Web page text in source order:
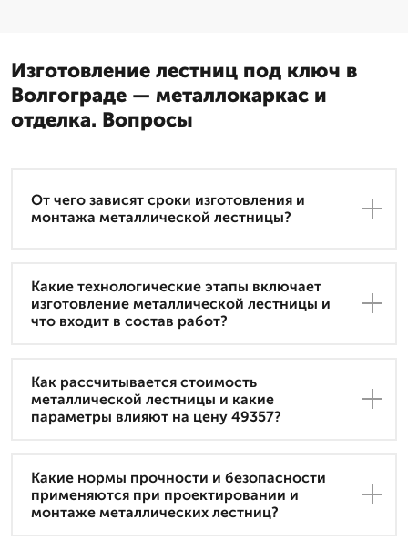
Изготовление лестниц под ключ в
Волгограде — металлокаркас и
отделка. Вопросы
От чего зависят сроки изготовления и
монтажа металлической лестницы?
Какие технологические этапы включает
изготовление металлической лестницы и
что входит в состав работ?
Как рассчитывается стоимость
металлической лестницы и какие
параметры влияют на цену 49357?
Какие нормы прочности и безопасности
применяются при проектировании и
монтаже металлических лестниц?